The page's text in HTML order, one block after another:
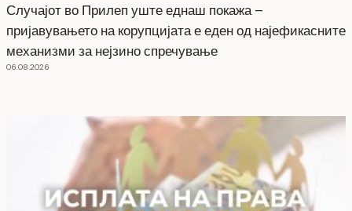
Случајот во Прилеп уште еднаш покажа –
пријавувањето на корупцијата е еден од најефикасните
механизми за нејзино спречување
06.08.2026